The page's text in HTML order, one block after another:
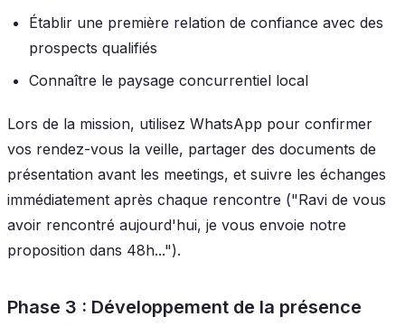
Établir une première relation de confiance avec des
prospects qualifiés
Connaître le paysage concurrentiel local
Lors de la mission, utilisez WhatsApp pour confirmer
vos rendez-vous la veille, partager des documents de
présentation avant les meetings, et suivre les échanges
immédiatement après chaque rencontre ("Ravi de vous
avoir rencontré aujourd'hui, je vous envoie notre
proposition dans 48h...").
Phase 3 : Développement de la présence